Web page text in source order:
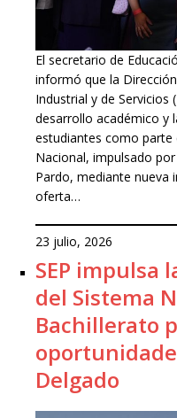
El secretario de
informó que la
Industrial y de Servicios
desarrollo académico y
estudiantes como
Nacional, impulsado
Pardo, mediante nueva
oferta…
23 julio, 2026
SEP impulsa
del Sistema
Bachillerato
Delgado